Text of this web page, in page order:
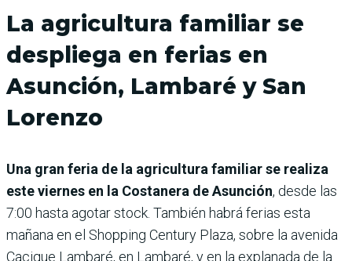
La agricultura familiar se
despliega en ferias en
Asunción, Lambaré y San
Lorenzo
Una gran feria de la agricultura familiar se realiza
este viernes en la Costanera de Asunción, desde las
7:00 hasta agotar stock. También habrá ferias esta
mañana en el Shopping Century Plaza, sobre la avenida
Cacique Lambaré, en Lambaré, y en la explanada de la